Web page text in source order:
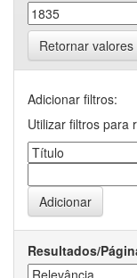
Retornar valores
Adicionar filtros:
Utilizar filtros para
Resultados/